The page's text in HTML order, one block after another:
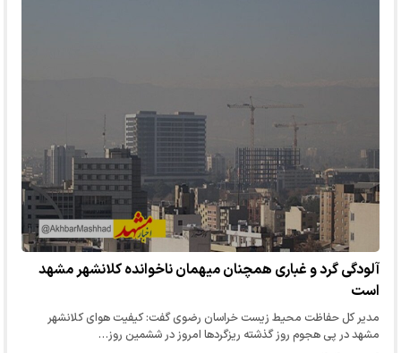
آلودگی گرد و غباری همچنان میهمان ناخوانده کلانشهر مشهد
است
مدیر کل حفاظت محیط زیست خراسان رضوی گفت: کیفیت هوای کلانشهر
مشهد در پی هجوم روز گذشته ریزگردها امروز در ششمین روز…